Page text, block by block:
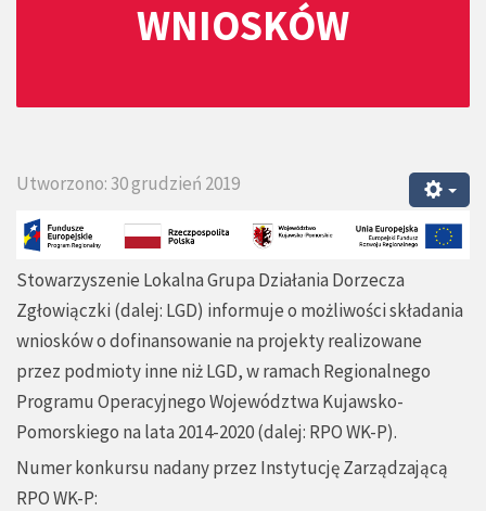
WNIOSKÓW
Utworzono: 30 grudzień 2019
Stowarzyszenie Lokalna Grupa Działania Dorzecza
Zgłowiączki (dalej: LGD) informuje o możliwości składania
wniosków o dofinansowanie na projekty realizowane
przez podmioty inne niż LGD, w ramach Regionalnego
Programu Operacyjnego Województwa Kujawsko-
Pomorskiego na lata 2014-2020 (dalej: RPO WK-P).
Numer konkursu nadany przez Instytucję Zarządzającą
RPO WK-P: